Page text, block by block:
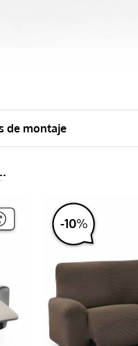
de montaje
-10%